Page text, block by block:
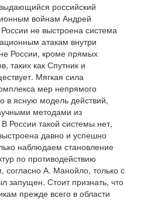
российский
войнам Андрей
не выстроена система
атакам внутри
России, кроме прямых
таких как Спутник и
Мягкая сила
мер непрямого
в ясную модель действий,
методами из
России такой системы нет,
давно и успешно
наблюдаем становление
по противодействию
А. Манойло, только с
запущен. Стоит признать, что
прежде всего в области